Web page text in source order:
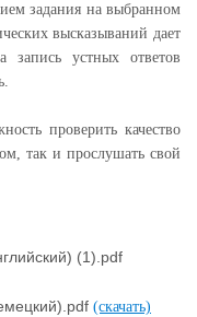
задания на выбранном
высказываний дает
запись устных ответов
проверить качество
так и прослушать свой
(1).pdf
(скачать)